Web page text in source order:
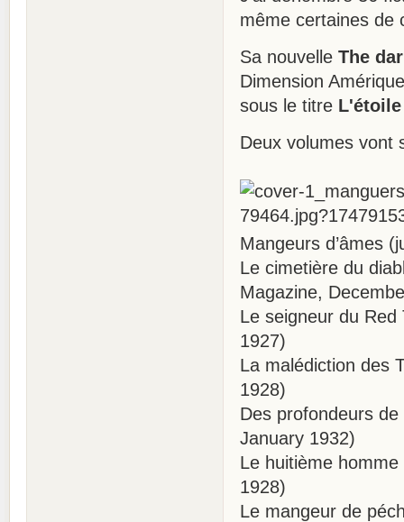
même certaines de
Sa nouvelle The
Dimension
sous le titre
Deux volumes vont
Mangeurs d’âmes
Le cimetière du
Magazine,
Le seigneur du
1927)
La malédiction des
1928)
Des profondeurs
January 1932)
Le huitième
1928)
Le mangeur de